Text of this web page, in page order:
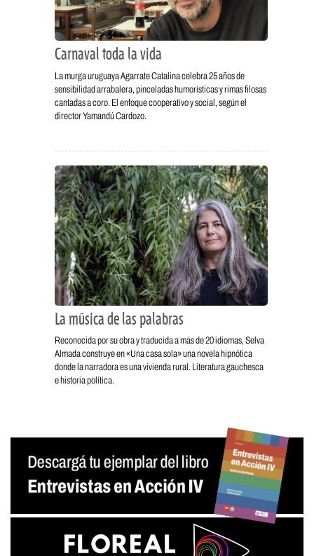
Carnaval toda la vida
La murga uruguaya Agarrate Catalina celebra 25 años de
sensibilidad arrabalera, pinceladas humorísticas y rimas filosas
cantadas a coro. El enfoque cooperativo y social, según el
director Yamandú Cardozo.
La música de las palabras
Reconocida por su obra y traducida a más de 20 idiomas, Selva
Almada construye en «Una casa sola» una novela hipnótica
donde la narradora es una vivienda rural. Literatura gauchesca
e historia política.